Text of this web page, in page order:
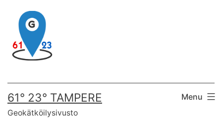
content
61° 23° TAMPERE
Geokätköilysivusto
Menu